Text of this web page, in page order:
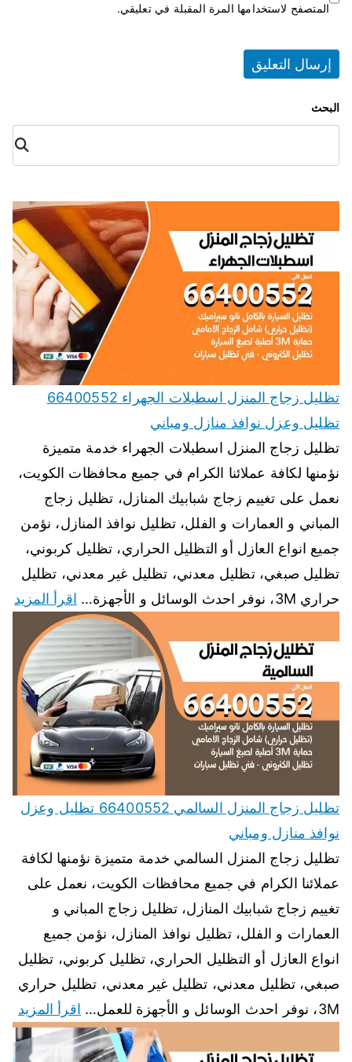
المتصفح لاستخدامها المرة المقبلة في تعليقي.
البحث
البح
ث
تظليل زجاج المنزل اسطبلات الجهراء 66400552
تظليل وعزل نوافذ منازل ومباني
تظليل زجاج المنزل اسطبلات الجهراء خدمة متميزة
نؤمنها لكافة عملائنا الكرام في جميع محافظات الكويت،
نعمل على تغييم زجاج شبابيك المنازل، تظليل زجاج
المباني و العمارات و الفلل، تظليل نوافذ المنازل، نؤمن
جميع انواع العازل أو التظليل الحراري، تظليل كربوني،
تظليل صبغي، تظليل معدني، تظليل غير معدني، تظليل
حراري 3M، نوفر احدث الوسائل و الأجهزة…
اقرأ المزيد
تظليل زجاج المنزل السالمي 66400552 تظليل وعزل
نوافذ منازل ومباني
تظليل زجاج المنزل السالمي خدمة متميزة نؤمنها لكافة
عملائنا الكرام في جميع محافظات الكويت، نعمل على
تغييم زجاج شبابيك المنازل، تظليل زجاج المباني و
العمارات و الفلل، تظليل نوافذ المنازل، نؤمن جميع
انواع العازل أو التظليل الحراري، تظليل كربوني، تظليل
صبغي، تظليل معدني، تظليل غير معدني، تظليل حراري
3M، نوفر احدث الوسائل و الأجهزة للعمل…
اقرأ المزيد